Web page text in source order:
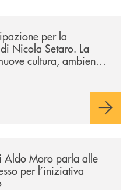
per la
Nicola Setaro. La
cultura, ambiente
Aldo Moro parla alle
per l’iniziativa